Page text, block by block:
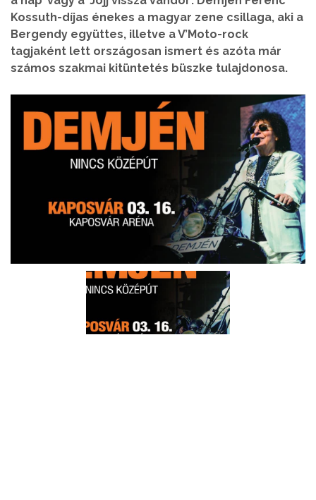
Kossuth-díjas énekes a magyar zene csillaga, aki a
Bergendy együttes, illetve a V’Moto-rock
tagjaként lett országosan ismert és azóta már
számos szakmai kitüntetés büszke tulajdonosa.